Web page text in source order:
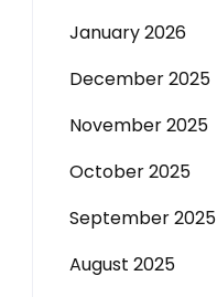
January 2026
December 2025
November 2025
October 2025
September 2025
August 2025